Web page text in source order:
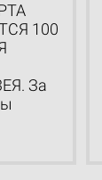
100
За